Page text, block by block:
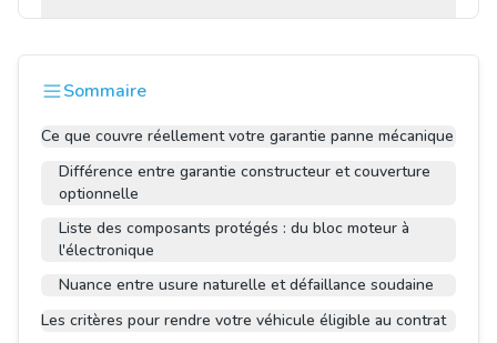
Sommaire
Ce que couvre réellement votre garantie panne mécanique
Différence entre garantie constructeur et couverture
optionnelle
Liste des composants protégés : du bloc moteur à
l'électronique
Nuance entre usure naturelle et défaillance soudaine
Les critères pour rendre votre véhicule éligible au contrat